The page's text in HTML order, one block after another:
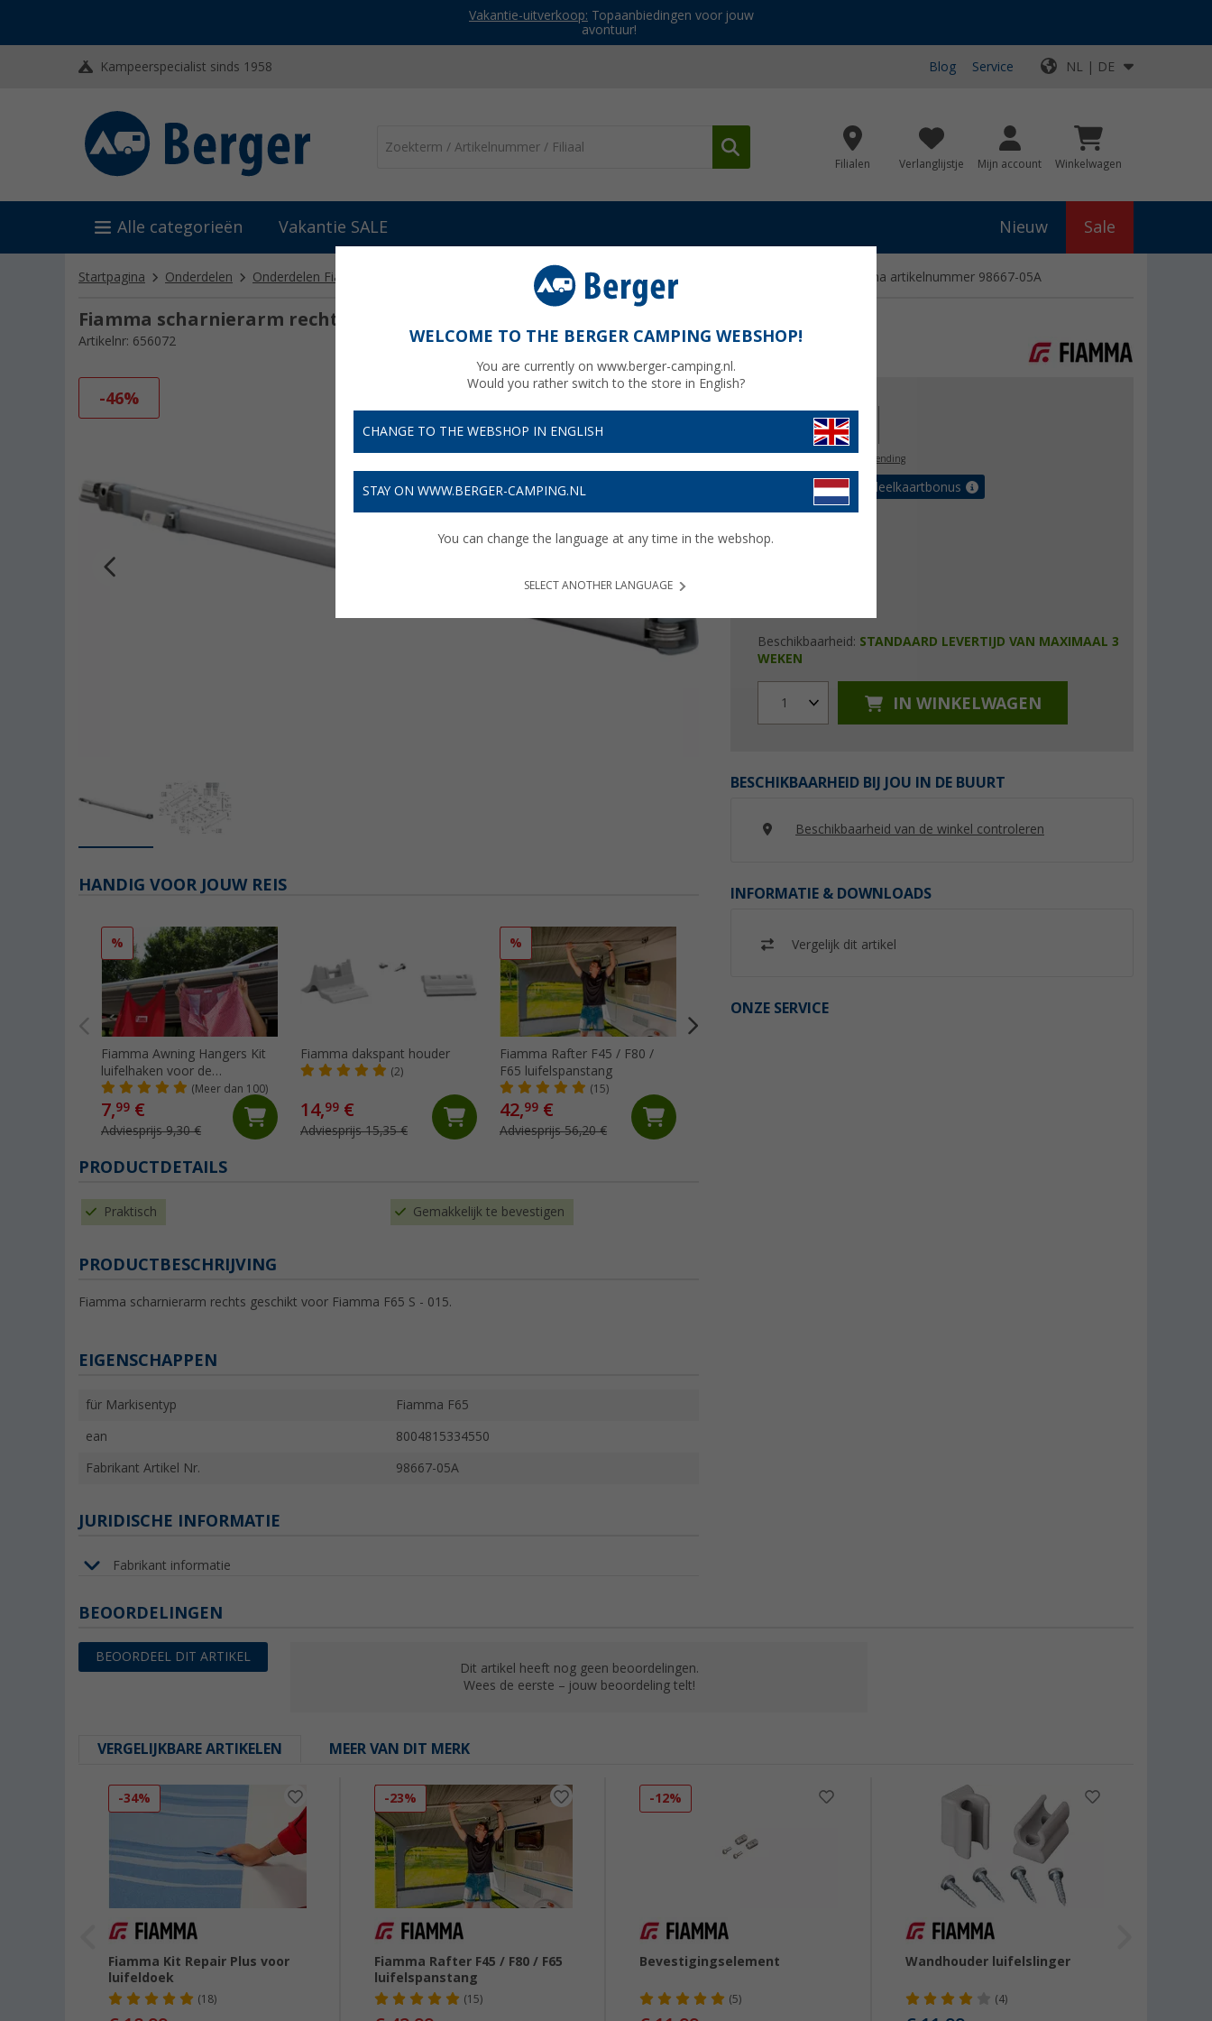
Vakantie-uitverkoop: Topaanbiedingen voor jouw
avontuur!
Kampeerspecialist sinds 1958 Blog Service NL | DE
Filialen Verlanglijstje Mijn account Winkelwagen
Alle categorieën Vakantie SALE Nieuw Sale
Startpagina Onderdelen Onderdelen Fiamma Onderdelen Fiamma luifels Fiamma scharnierarm rechts voor F65 S - 015 Fiamma artikelnummer 98667-05A
Fiamma scharnierarm rechts voor F65 S - 015 Fiamma artikelnummer 98667-05A
Artikelnr: 656072
-46%
€ 139,00
gratis verzending
€ met de voordeelkaartbonus
Beschikbaarheid: STANDAARD LEVERTIJD VAN MAXIMAAL 3
WEKEN
1 IN WINKELWAGEN
BESCHIKBAARHEID BIJ JOU IN DE BUURT
Beschikbaarheid van de winkel controleren
INFORMATIE & DOWNLOADS
Vergelijk dit artikel
ONZE SERVICE
HANDIG VOOR JOUW REIS
%
Fiamma Awning Hangers Kit
luifelhaken voor de
peesgeleider
(Meer dan 100)
7,99 €
Adviesprijs 9,30 €
Fiamma dakspant houder
(2)
14,99 €
Adviesprijs 15,35 €
%
Fiamma Rafter F45 / F80 /
F65 luifelspanstang
(15)
42,99 €
Adviesprijs 56,20 €
PRODUCTDETAILS
Praktisch Gemakkelijk te bevestigen
PRODUCTBESCHRIJVING
Fiamma scharnierarm rechts geschikt voor Fiamma F65 S - 015.
EIGENSCHAPPEN
für Markisentyp Fiamma F65
ean 8004815334550
Fabrikant Artikel Nr. 98667-05A
JURIDISCHE INFORMATIE
Fabrikant informatie
BEOORDELINGEN
BEOORDEEL DIT ARTIKEL
Dit artikel heeft nog geen beoordelingen.
Wees de eerste – jouw beoordeling telt!
VERGELIJKBARE ARTIKELEN MEER VAN DIT MERK
-34%
Fiamma Kit Repair Plus voor
luifeldoek
(18)
-23%
Fiamma Rafter F45 / F80 / F65
luifelspanstang
(15)
-12%
Bevestigingselement
(5)
Wandhouder luifelslinger
(4)
WELCOME TO THE BERGER CAMPING WEBSHOP!
You are currently on www.berger-camping.nl.
Would you rather switch to the store in English?
CHANGE TO THE WEBSHOP IN ENGLISH
STAY ON WWW.BERGER-CAMPING.NL
You can change the language at any time in the webshop.
SELECT ANOTHER LANGUAGE